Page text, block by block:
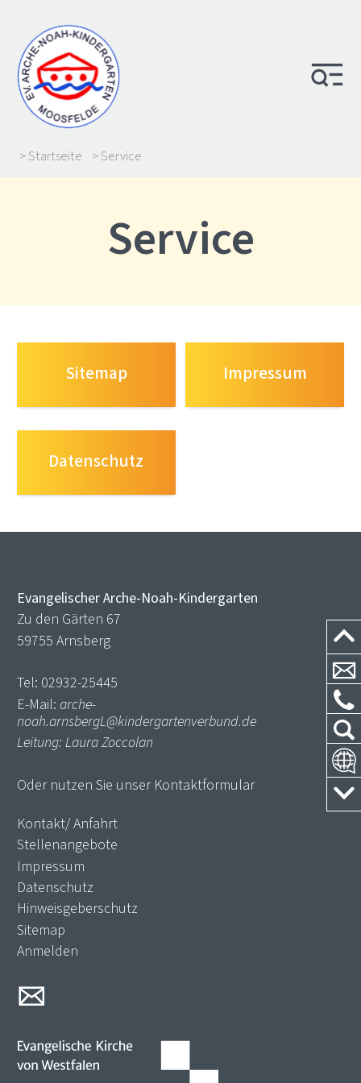
> Startseite > Service
Service
Sitemap Impressum
Datenschutz
Evangelischer Arche-Noah-Kindergarten
Zu den Gärten 67
59755 Arnsberg
Tel: 02932-25445
E-Mail: arche-
noah.arnsbergL@kindergartenverbund.de
Leitung: Laura Zoccolan
Oder nutzen Sie unser Kontaktformular
Kontakt/ Anfahrt
Stellenangebote
Impressum
Datenschutz
Hinweisgeberschutz
Sitemap
Anmelden